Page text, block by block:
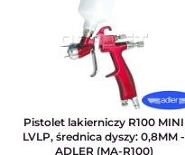
Pistolet lakierniczy R100 MINI
LVLP, średnica dyszy: 0,8MM -
ADLER (MA-R100)